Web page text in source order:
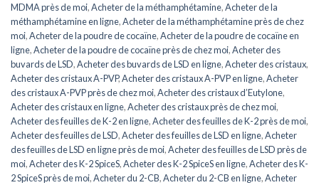
MDMA près de moi,Acheter de la méthamphétamine,Acheter de la
méthamphétamine en ligne,Acheter de la méthamphétamine près de chez
moi,Acheter de la poudre de cocaïne,Acheter de la poudre de cocaïne en
ligne,Acheter de la poudre de cocaïne près de chez moi,Acheter des
buvards de LSD,Acheter des buvards de LSD en ligne,Acheter des cristaux,
Acheter des cristaux A-PVP,Acheter des cristaux A-PVP en ligne,Acheter
des cristaux A-PVP près de chez moi,Acheter des cristaux d’Eutylone,
Acheter des cristaux en ligne,Acheter des cristaux près de chez moi,
Acheter des feuilles de K-2 en ligne,Acheter des feuilles de K-2 près de moi,
Acheter des feuilles de LSD,Acheter des feuilles de LSD en ligne,Acheter
des feuilles de LSD en ligne près de moi,Acheter des feuilles de LSD près de
moi,Acheter des K-2 SpiceS,Acheter des K-2 SpiceS en ligne,Acheter des K-
2 SpiceS près de moi,Acheter du 2-CB,Acheter du 2-CB en ligne,Acheter